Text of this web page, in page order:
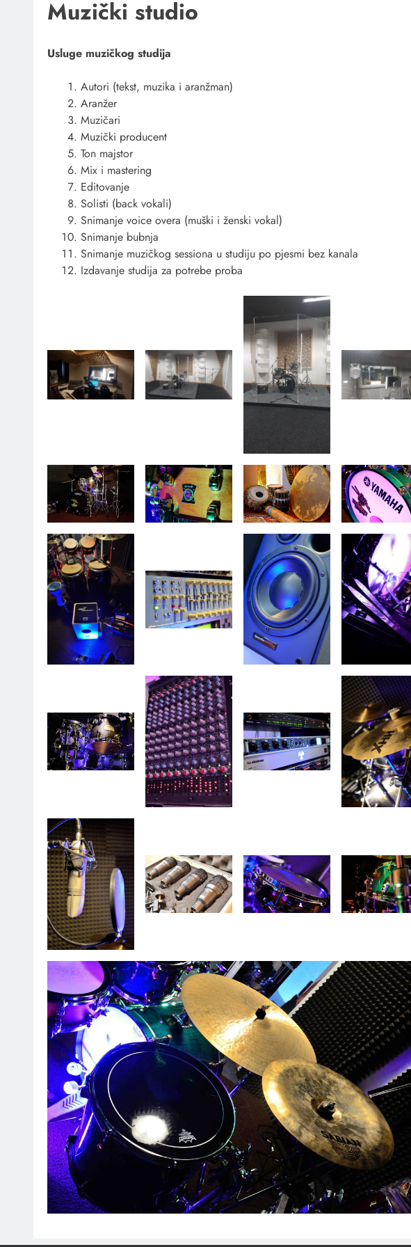
Muzički studio
Usluge muzičkog studija
Autori (tekst, muzika i aranžman)
Aranžer
Muzičari
Muzički producent
Ton majstor
Mix i mastering
Editovanje
Solisti (back vokali)
Snimanje voice overa (muški i ženski vokal)
Snimanje bubnja
Snimanje muzičkog sessiona u studiju po pjesmi bez kanala
Izdavanje studija za potrebe proba